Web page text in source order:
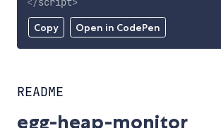
Copy Open in CodePen
README
egg-heap-monitor